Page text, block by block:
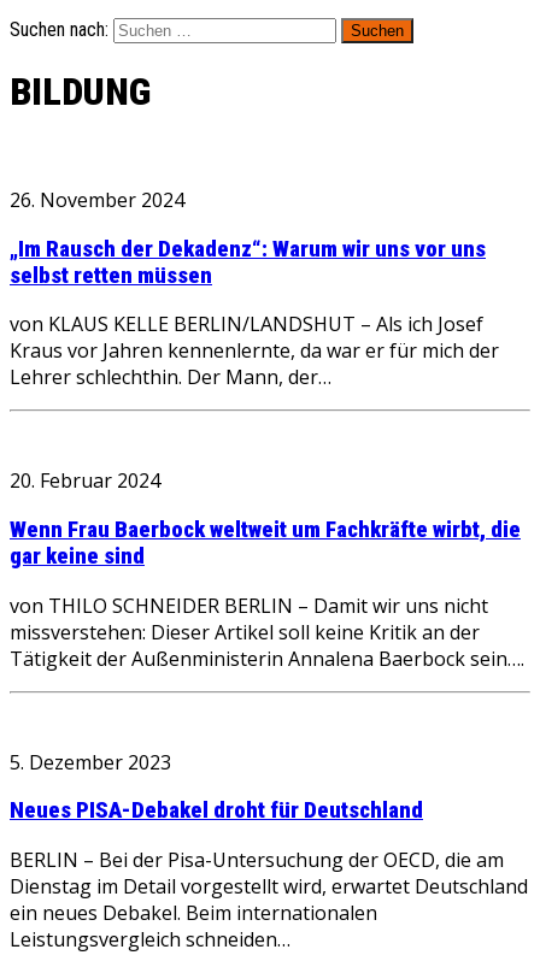
Suchen nach:
BILDUNG
26. November 2024
„Im Rausch der Dekadenz“: Warum wir uns vor uns
selbst retten müssen
von KLAUS KELLE BERLIN/LANDSHUT – Als ich Josef
Kraus vor Jahren kennenlernte, da war er für mich der
Lehrer schlechthin. Der Mann, der…
20. Februar 2024
Wenn Frau Baerbock weltweit um Fachkräfte wirbt, die
gar keine sind
von THILO SCHNEIDER BERLIN – Damit wir uns nicht
missverstehen: Dieser Artikel soll keine Kritik an der
Tätigkeit der Außenministerin Annalena Baerbock sein….
5. Dezember 2023
Neues PISA-Debakel droht für Deutschland
BERLIN – Bei der Pisa-Untersuchung der OECD, die am
Dienstag im Detail vorgestellt wird, erwartet Deutschland
ein neues Debakel. Beim internationalen
Leistungsvergleich schneiden…